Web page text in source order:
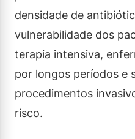
densidade de
vulnerabilidade dos
terapia intensiva,
por longos períodos e
procedimentos
risco.